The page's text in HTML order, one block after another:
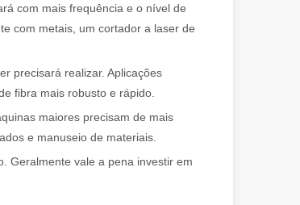
com mais frequência e o nível de
com metais, um cortador a laser de
precisará realizar. Aplicações
fibra mais robusto e rápido.
maiores precisam de mais
e manuseio de materiais.
Geralmente vale a pena investir em